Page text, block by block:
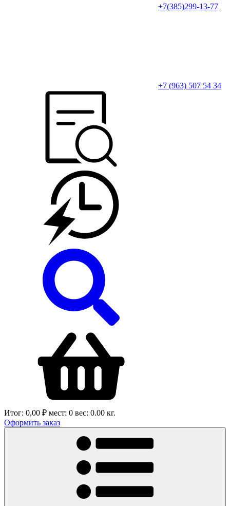
+7(385)299-13-77
+7 (963) 507 54 34
Итог: 0,00 ₽ мест: 0 вес: 0.00 кг.
Оформить заказ